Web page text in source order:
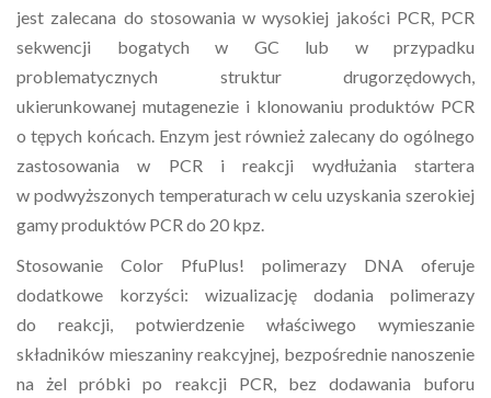
jest zalecana do stosowania w wysokiej jakości PCR, PCR
sekwencji bogatych w GC lub w przypadku
problematycznych struktur drugorzędowych,
ukierunkowanej mutagenezie i klonowaniu produktów PCR
o tępych końcach. Enzym jest również zalecany do ogólnego
zastosowania w PCR i reakcji wydłużania startera
w podwyższonych temperaturach w celu uzyskania szerokiej
gamy produktów PCR do 20 kpz.
Stosowanie Color PfuPlus! polimerazy DNA oferuje
dodatkowe korzyści: wizualizację dodania polimerazy
do reakcji, potwierdzenie właściwego wymieszanie
składników mieszaniny reakcyjnej, bezpośrednie nanoszenie
na żel próbki po reakcji PCR, bez dodawania buforu